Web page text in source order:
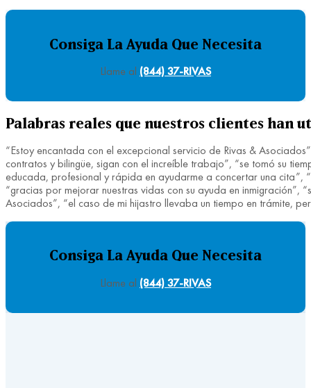
Consiga La Ayuda Que Necesita
Llame al (844) 37-RIVAS
Palabras reales que nuestros clientes han
“Estoy encantada con el excepcional servicio de Rivas &
contratos y bilingüe, sigan con el increíble trabajo”, “se tomó su
educada, profesional y rápida en ayudarme a concertar una cita”,
“gracias por mejorar nuestras vidas con su ayuda en inmigración”,
Asociados”, “el caso de mi hijastro llevaba un tiempo en trámite,
Consiga La Ayuda Que Necesita
Llame al (844) 37-RIVAS